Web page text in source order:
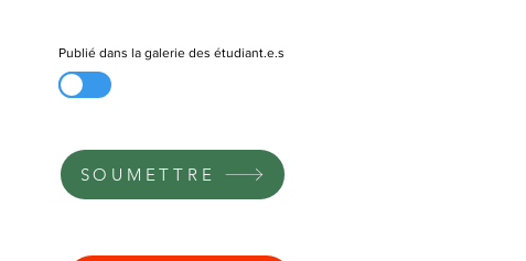
Publié dans la galerie des étudiant.e.s
SOUMETTRE